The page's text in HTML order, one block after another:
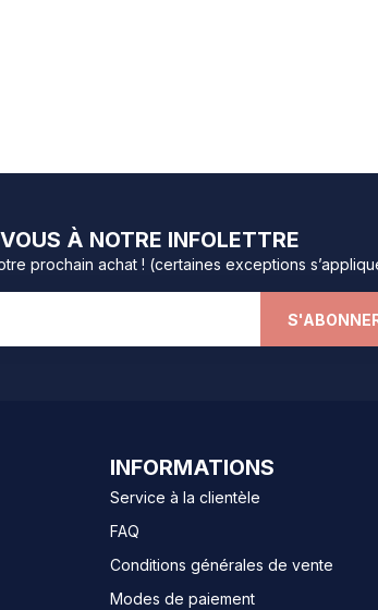
À NOTRE INFOLETTRE
prochain achat ! (certaines exceptions
INFORMATIONS
Service à la clientèle
FAQ
Conditions générales de vente
Modes de paiement